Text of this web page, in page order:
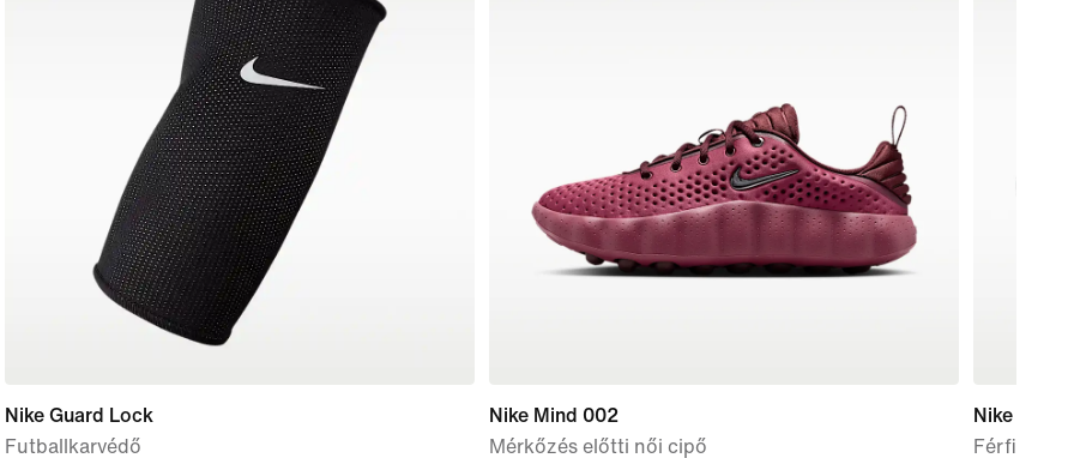
Nike Guard Lock
Futballkarvédő
Nike Mind 002
Mérkőzés előtti női cipő
Nike